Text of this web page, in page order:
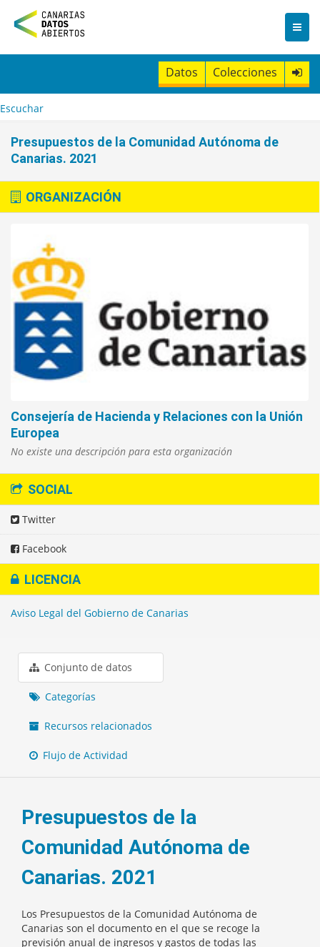
n
t
o
Datos Colecciones
Escuchar
Presupuestos de la Comunidad Autónoma de
Canarias. 2021
ORGANIZACIÓN
Consejería de Hacienda y Relaciones con la Unión
Europea
No existe una descripción para esta organización
SOCIAL
Twitter
Facebook
LICENCIA
Aviso Legal del Gobierno de Canarias
Conjunto de datos
Categorías
Recursos relacionados
Flujo de Actividad
Presupuestos de la
Comunidad Autónoma de
Canarias. 2021
Los Presupuestos de la Comunidad Autónoma de
Canarias son el documento en el que se recoge la
previsión anual de ingresos y gastos de todas las